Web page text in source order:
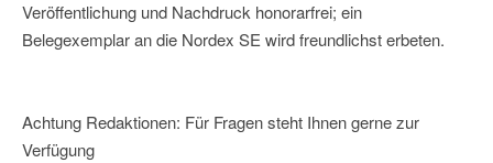
Veröffentlichung und Nachdruck honorarfrei; ein
Belegexemplar an die Nordex SE wird freundlichst erbeten.
Achtung Redaktionen: Für Fragen steht Ihnen gerne zur
Verfügung